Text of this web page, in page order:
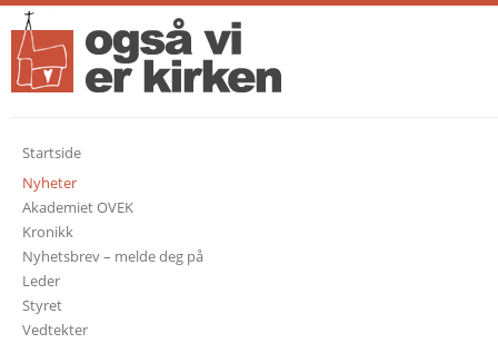
Startside
Nyheter
Akademiet OVEK
Kronikk
Nyhetsbrev – melde deg på
Leder
Styret
Vedtekter